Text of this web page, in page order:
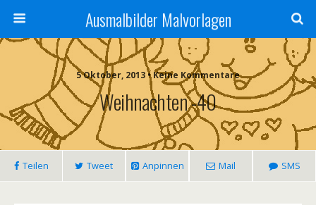
Ausmalbilder Malvorlagen
5 Oktober, 2013 • Keine Kommentare
Weihnachten -40
Teilen Tweet Anpinnen Mail SMS